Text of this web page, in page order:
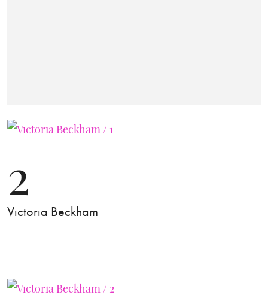
2
Vıctorıa Beckham